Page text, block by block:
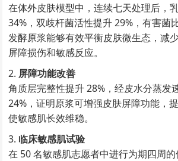
在体外皮肤模型中，连续七天处理后，
34%，双歧杆菌活性提升 29%，有害菌
发酵原浆能够有效平衡皮肤微生态，减
屏障损伤和敏感反应。
屏障功能改善
角质层完整性提升 28%，经皮水分蒸发
24%，证明原浆可增强皮肤屏障功能，
使敏感肌长效维稳。
临床敏感肌试验
在 50 名敏感肌志愿者中进行为期四周